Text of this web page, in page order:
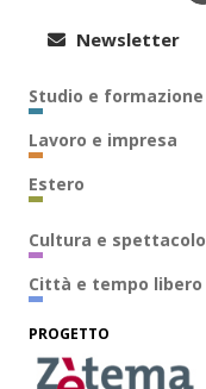
Newsletter
Studio e formazione
Lavoro e impresa
Estero
Cultura e spettacolo
Città e tempo libero
PROGETTO